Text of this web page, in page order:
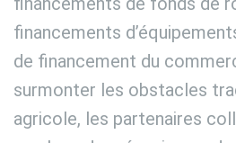
financements
de financement du
surmonter les obstacles
agricole, les partenaires